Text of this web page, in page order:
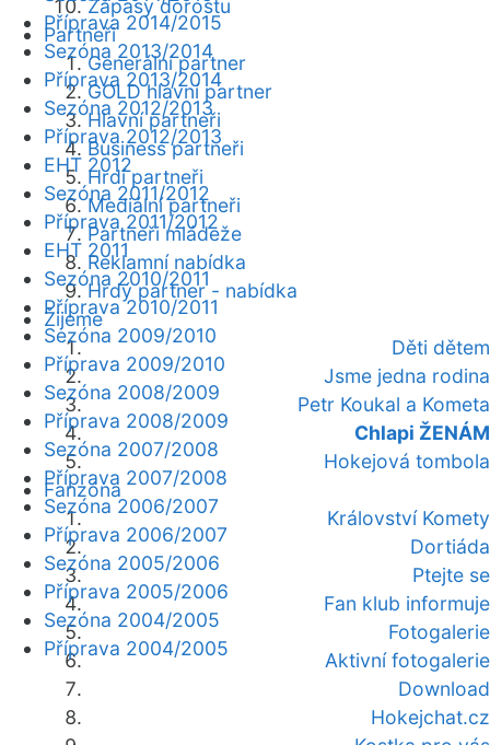
Zápasy dorostu
Partneři
Generální partner
GOLD hlavní partner
Hlavní partneři
Business partneři
Hrdí partneři
Mediální partneři
Partneři mládeže
Reklamní nabídka
Hrdý partner - nabídka
Žijeme
Děti dětem
Jsme jedna rodina
Petr Koukal a Kometa
Chlapi ŽENÁM
Hokejová tombola
Fanzóna
Království Komety
Dortiáda
Ptejte se
Fan klub informuje
Fotogalerie
Aktivní fotogalerie
Download
Hokejchat.cz
Příprava 2014/2015
Sezóna 2013/2014
Příprava 2013/2014
Sezóna 2012/2013
Příprava 2012/2013
EHT 2012
Sezóna 2011/2012
Příprava 2011/2012
EHT 2011
Sezóna 2010/2011
Příprava 2010/2011
Sezóna 2009/2010
Příprava 2009/2010
Sezóna 2008/2009
Příprava 2008/2009
Sezóna 2007/2008
Příprava 2007/2008
Sezóna 2006/2007
Příprava 2006/2007
Sezóna 2005/2006
Příprava 2005/2006
Sezóna 2004/2005
Příprava 2004/2005